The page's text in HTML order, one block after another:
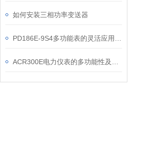
如何安装三相功率变送器